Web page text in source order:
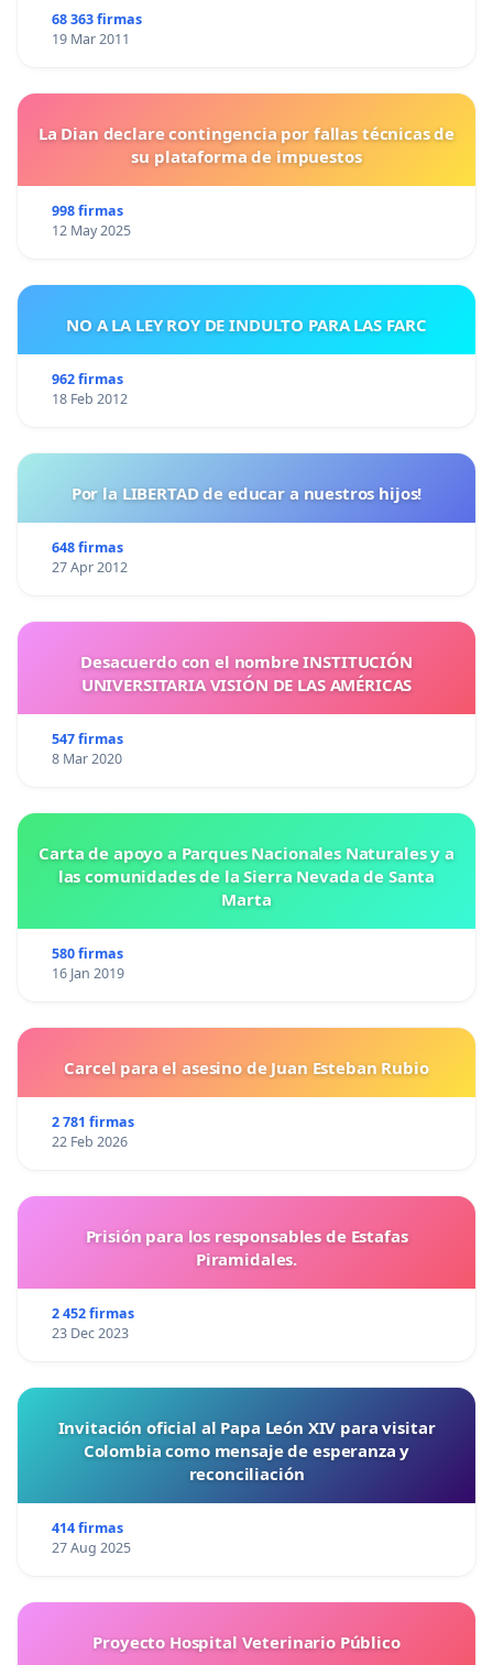
68 363 firmas
19 Mar 2011
La Dian declare contingencia por fallas técnicas de
su plataforma de impuestos
998 firmas
12 May 2025
NO A LA LEY ROY DE INDULTO PARA LAS FARC
962 firmas
18 Feb 2012
Por la LIBERTAD de educar a nuestros hijos!
648 firmas
27 Apr 2012
Desacuerdo con el nombre INSTITUCIÓN
UNIVERSITARIA VISIÓN DE LAS AMÉRICAS
547 firmas
8 Mar 2020
Carta de apoyo a Parques Nacionales Naturales y a
las comunidades de la Sierra Nevada de Santa
Marta
580 firmas
16 Jan 2019
Carcel para el asesino de Juan Esteban Rubio
2 781 firmas
22 Feb 2026
Prisión para los responsables de Estafas
Piramidales.
2 452 firmas
23 Dec 2023
Invitación oficial al Papa León XIV para visitar
Colombia como mensaje de esperanza y
reconciliación
414 firmas
27 Aug 2025
Proyecto Hospital Veterinario Público